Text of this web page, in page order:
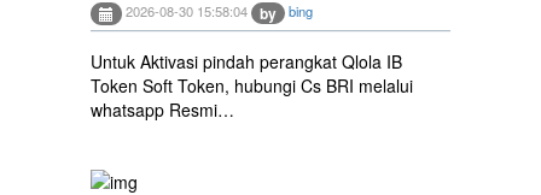
2026-08-30 15:58:04 by bing
Untuk Aktivasi pindah perangkat Qlola IB
Token Soft Token, hubungi Cs BRI melalui
whatsapp Resmi…